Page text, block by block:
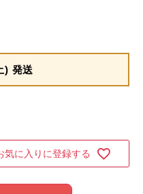
) 発送
気に入りに登録する